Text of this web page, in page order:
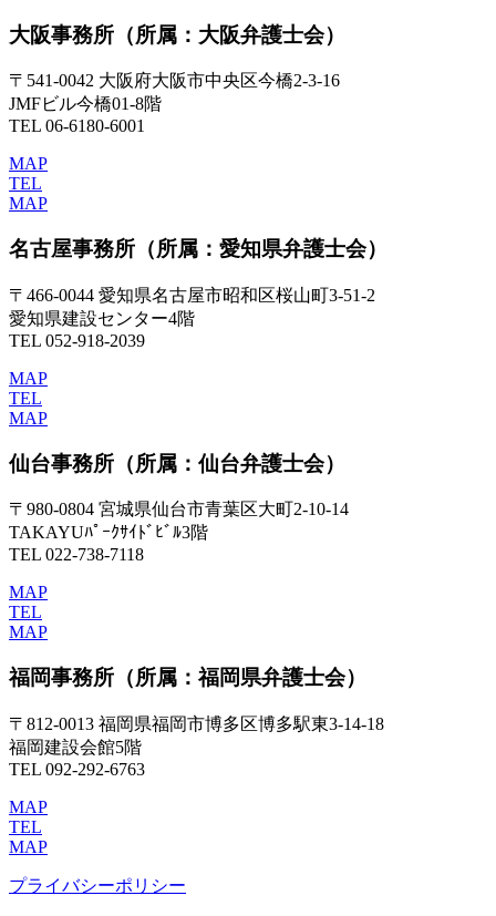
大阪事務所 （所属：大阪弁護士会）
〒541-0042 大阪府大阪市中央区今橋2-3-16
JMFビル今橋01-8階
TEL 06-6180-6001
MAP
TEL
MAP
名古屋事務所 （所属：愛知県弁護士会）
〒466-0044 愛知県名古屋市昭和区桜山町3-51-2
愛知県建設センター4階
TEL 052-918-2039
MAP
TEL
MAP
仙台事務所 （所属：仙台弁護士会）
〒980-0804 宮城県仙台市青葉区大町2-10-14
TAKAYUﾊﾟｰｸｻｲﾄﾞﾋﾞﾙ3階
TEL 022-738-7118
MAP
TEL
MAP
福岡事務所 （所属：福岡県弁護士会）
〒812-0013 福岡県福岡市博多区博多駅東3-14-18
福岡建設会館5階
TEL 092-292-6763
MAP
TEL
MAP
プライバシーポリシー